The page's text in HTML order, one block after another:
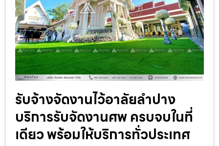
รับจ้างจัดงานไว้อาลัยลำปาง
บริการรับจัดงานศพ ครบจบในที่
เดียว พร้อมให้บริการทั่วประเทศ